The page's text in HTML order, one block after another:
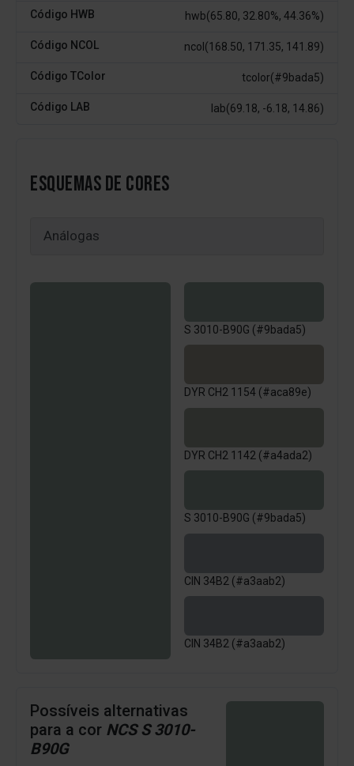
Código HWB hwb(65.80, 32.80%, 44.36%)
Código NCOL ncol(168.50, 171.35, 141.89)
Código TColor tcolor(#9bada5)
Código LAB lab(69.18, -6.18, 14.86)
ESQUEMAS DE CORES
S 3010-B90G (#9bada5)
DYR CH2 1154 (#aca89e)
DYR CH2 1142 (#a4ada2)
S 3010-B90G (#9bada5)
CIN 34B2 (#a3aab2)
CIN 34B2 (#a3aab2)
Possíveis alternativas
para a cor NCS S 3010-
B90G